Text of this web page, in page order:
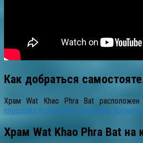
Как добраться
Храм Wat Khao Phra Bat
площадке и памятнику адмиралу
Храм Wat Khao Phra Bat на